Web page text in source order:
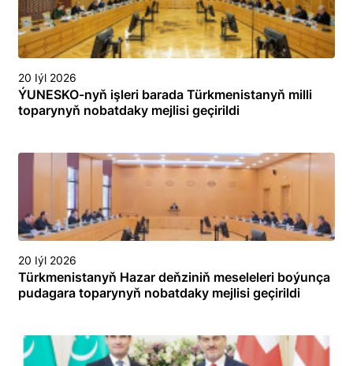
20 Iýl 2026
ÝUNESKO-nyň işleri barada Türkmenistanyň milli
toparynyň nobatdaky mejlisi geçirildi
20 Iýl 2026
Türkmenistanyň Hazar deňziniň meseleleri boýunça
pudagara toparynyň nobatdaky mejlisi geçirildi